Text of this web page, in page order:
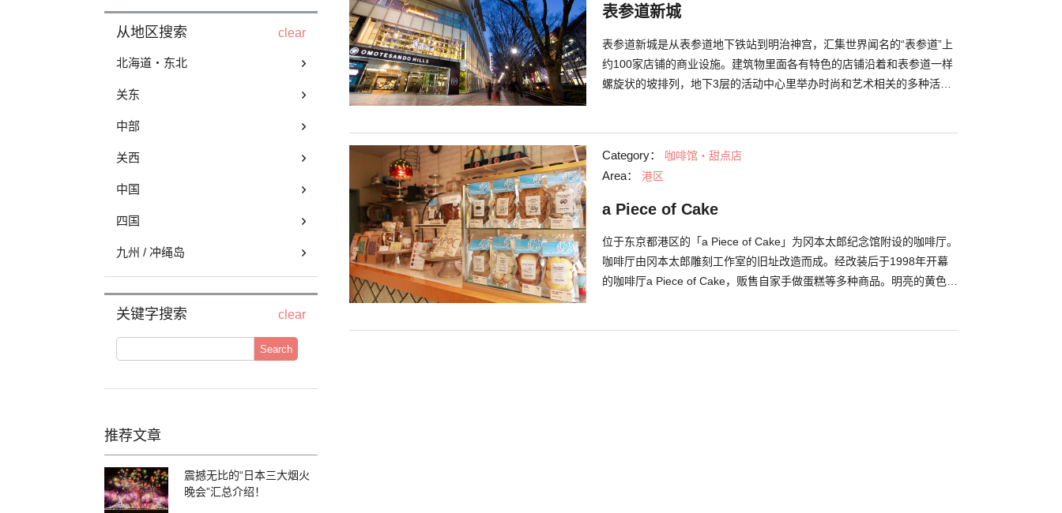
从地区搜索 clear
北海道・东北
关东
中部
关西
中国
四国
九州 / 冲绳岛
关键字搜索 clear
Search
推荐文章
震撼无比的“日本三大烟火
晚会”汇总介绍！
表参道新城
表参道新城是从表参道地下铁站到明治神宫，汇集世界闻名的“表参道”上
约100家店铺的商业设施。建筑物里面各有特色的店铺沿着和表参道一样
螺旋状的坡排列，地下3层的活动中心里举办时尚和艺术相关的多种活
Category： 咖啡馆・甜点店
Area： 港区
a Piece of Cake
位于东京都港区的「a Piece of Cake」为冈本太郎纪念馆附设的咖啡厅。
咖啡厅由冈本太郎雕刻工作室的旧址改造而成。经改装后于1998年开幕
的咖啡厅a Piece of Cake，贩售自家手做蛋糕等多种商品。明亮的黄色墙